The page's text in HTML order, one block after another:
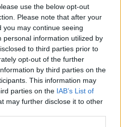
use the below opt-out
Please note that after your
may continue seeing
personal information utilized by
to third parties prior to
opt-out of the further
by third parties on the
This information may
parties on the IAB’s List of
may further disclose it to other
1964. Buffalo, New York.
for the Senate. ©